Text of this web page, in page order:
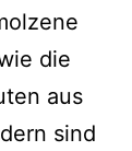
die
aus
sind